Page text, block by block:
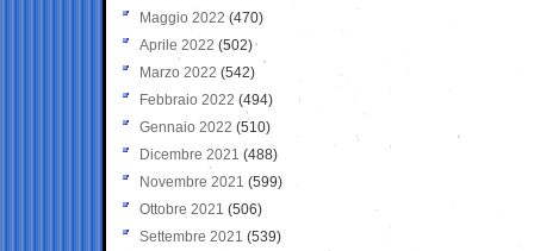
Maggio 2022 (470)
Aprile 2022 (502)
Marzo 2022 (542)
Febbraio 2022 (494)
Gennaio 2022 (510)
Dicembre 2021 (488)
Novembre 2021 (599)
Ottobre 2021 (506)
Settembre 2021 (539)